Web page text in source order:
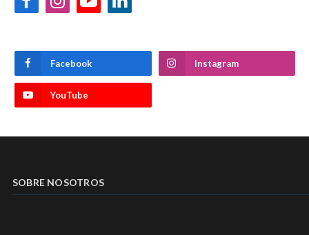
FacebookInstagramYouTubeLinkedIn
Facebook Instagram
YouTube
SOBRE NOSOTROS